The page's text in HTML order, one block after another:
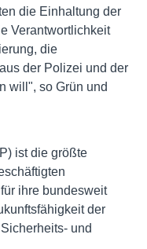
die Einhaltung der
Verantwortlichkeit
die
der Polizei und der
will", so Grün und
ist die größte
ihre bundesweit
der
und